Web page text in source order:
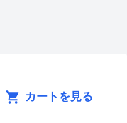
カートを見る